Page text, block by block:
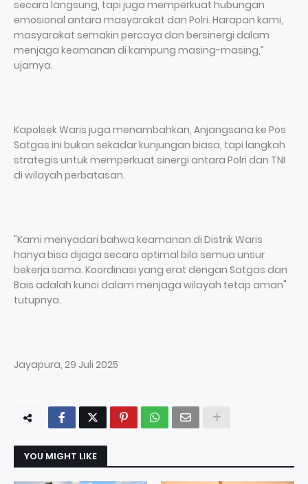
secara langsung, tapi juga memperkuat hubungan
emosional antara masyarakat dan Polri. Harapan kami,
masyarakat semakin percaya dan bersinergi dalam
menjaga keamanan di kampung masing-masing,”
ujarnya.
Kapolsek Waris juga menambahkan, Anjangsana ke Pos
Satgas ini bukan sekadar kunjungan biasa, tapi langkah
strategis untuk memperkuat sinergi antara Polri dan TNI
di wilayah perbatasan.
"Kami menyadari bahwa keamanan di Distrik Waris
hanya bisa dijaga secara optimal bila semua unsur
bekerja sama. Koordinasi yang erat dengan Satgas dan
Bais adalah kunci dalam menjaga wilayah tetap aman"
tutupnya.
Jayapura, 29 Juli 2025
YOU MIGHT LIKE